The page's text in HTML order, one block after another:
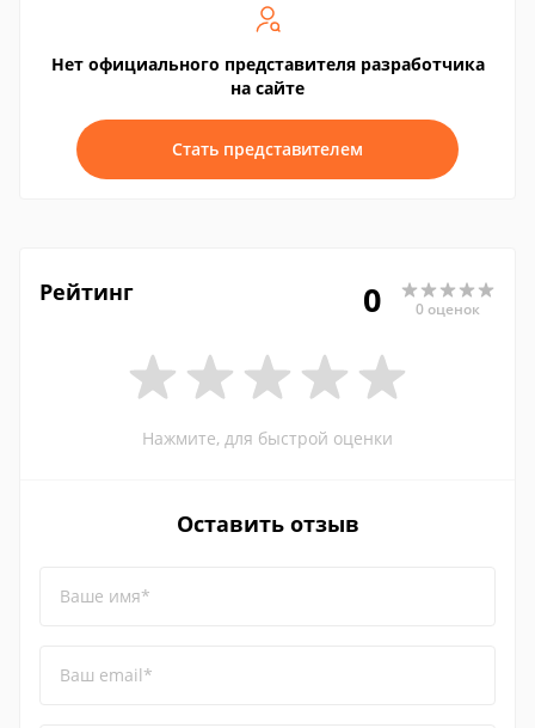
Нет официального представителя разработчика
на сайте
Стать представителем
Рейтинг 0 0 оценок
Нажмите, для быстрой оценки
Оставить отзыв
Ваше имя*
Ваш email*